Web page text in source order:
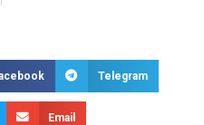
Telegram
Email